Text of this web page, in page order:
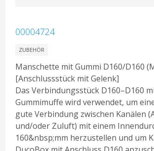
00004724
ZUBEHÖR
Manschette mit Gummi D160/D160
[Anschlussstück mit Gelenk]
Das Verbindungsstück D160–D160
Gummimuffe wird verwendet, um
gute Verbindung zwischen Kanälen
und/oder Zuluft) mit einem
160&nbsp;mm herzustellen und um